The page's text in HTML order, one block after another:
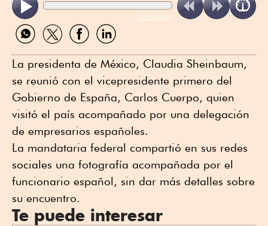
ReadSpeaker
Compartir
por
Compartir
por
Compartir
por
Compartir
por
La presidenta de México, Claudia Sheinbaum,
se reunió con el vicepresidente primero del
Gobierno de España, Carlos Cuerpo, quien
visitó el país acompañado por una delegación
de empresarios españoles.
La mandataria federal compartió en sus redes
sociales una fotografía acompañada por el
funcionario español, sin dar más detalles sobre
su encuentro.
Te puede interesar